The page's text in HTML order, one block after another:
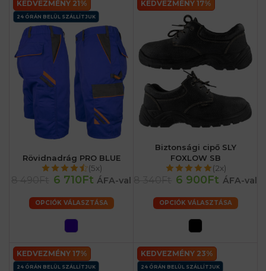
KEDVEZMÉNY 21%
24 ÓRÁN BELÜL SZÁLLÍTJUK
Rövidnadrág PRO BLUE
(5x)
6 710Ft ÁFA-val
OPCIÓK VÁLASZTÁSA
KEDVEZMÉNY 17%
Biztonsági cipő SLY
FOXLOW SB
(2x)
6 900Ft ÁFA-val
OPCIÓK VÁLASZTÁSA
KEDVEZMÉNY 17%
24 ÓRÁN BELÜL SZÁLLÍTJUK
KEDVEZMÉNY 23%
24 ÓRÁN BELÜL SZÁLLÍTJUK